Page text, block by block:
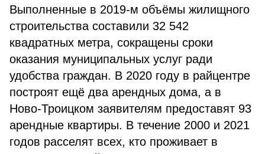
Выполненные в 2019-м объёмы жилищного
строительства составили 32 542
квадратных метра, сокращены сроки
оказания муниципальных услуг ради
удобства граждан. В 2020 году в райцентре
построят ещё два арендных дома, а в
Ново-Троицком заявителям предоставят 93
арендные квартиры. В течение 2000 и 2021
годов расселят всех, кто проживает в